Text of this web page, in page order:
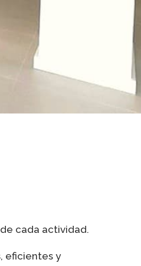
cada actividad.
eficientes y